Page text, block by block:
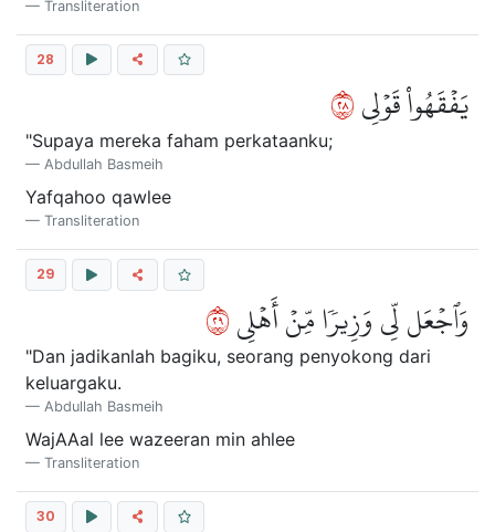
Transliteration
28
يَفۡقَهُواْ قَوۡلِي٨٢
"Supaya mereka faham perkataanku;
Abdullah Basmeih
Yafqahoo qawlee
Transliteration
29
وَٱجۡعَل لِّي وَزِيرٗا مِّنۡ أَهۡلِي٩٢
"Dan jadikanlah bagiku, seorang penyokong dari
keluargaku.
Abdullah Basmeih
WajAAal lee wazeeran min ahlee
Transliteration
30